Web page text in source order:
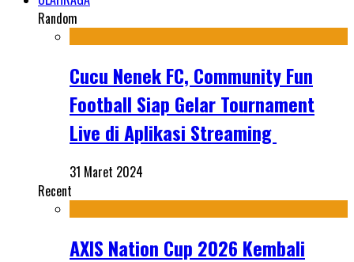
Random
Cucu Nenek FC, Community Fun
Football Siap Gelar Tournament
Live di Aplikasi Streaming
31 Maret 2024
Recent
AXIS Nation Cup 2026 Kembali